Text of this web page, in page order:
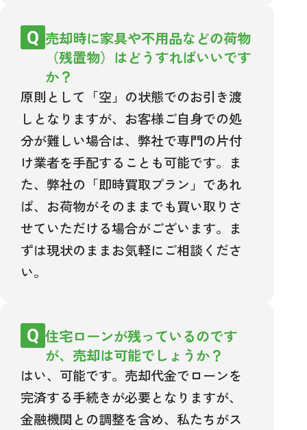
売却時に家具や不用品などの荷物
（残置物）はどうすればいいです
か？
原則として「空」の状態でのお引き渡
しとなりますが、お客様ご自身での処
分が難しい場合は、弊社で専門の片付
け業者を手配することも可能です。ま
た、弊社の「即時買取プラン」であれ
ば、お荷物がそのままでも買い取りさ
せていただける場合がございます。ま
ずは現状のままお気軽にご相談くださ
い。
住宅ローンが残っているのです
が、売却は可能でしょうか？
はい、可能です。売却代金でローンを
完済する手続きが必要となりますが、
金融機関との調整を含め、私たちがス